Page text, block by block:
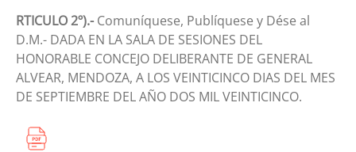
RTICULO 2º).-Comuníquese, Publíquese y Dése al
D.M.- DADA EN LA SALA DE SESIONES DEL
HONORABLE CONCEJO DELIBERANTE DE GENERAL
ALVEAR, MENDOZA, A LOS VEINTICINCO DIAS DEL MES
DE SEPTIEMBRE DEL AÑO DOS MIL VEINTICINCO.